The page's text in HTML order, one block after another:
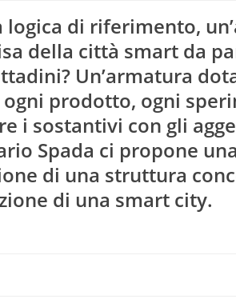
di riferimento,
della città smart da
Un’armatura
prodotto, ogni
i sostantivi con gli
Spada ci propone
di una struttura
di una smart city.